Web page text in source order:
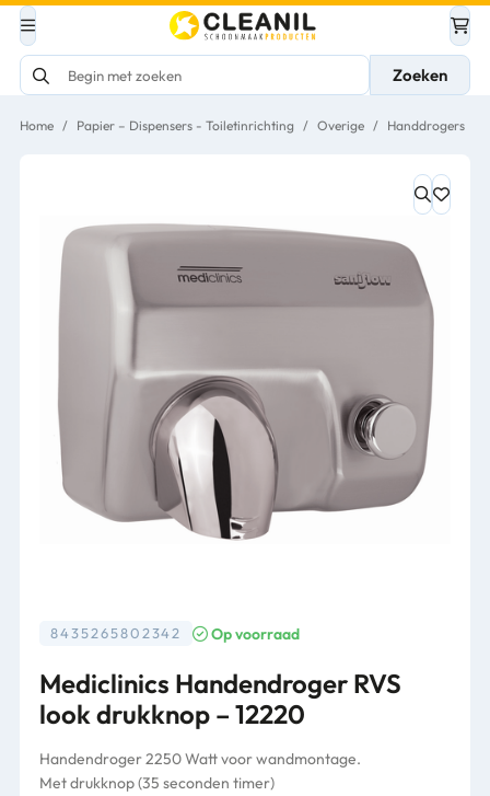
Zoeken
Home / Papier – Dispensers - Toiletinrichting / Overige / Handdrogers
8435265802342 Op voorraad
Mediclinics Handendroger RVS
look drukknop – 12220
Handendroger 2250 Watt voor wandmontage.
Met drukknop (35 seconden timer)